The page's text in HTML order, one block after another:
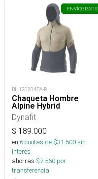
ENVÍOGRATIS
BH120204BA-R
Chaqueta Hombre
Alpine Hybrid
Dynafit
$ 189.000
en 6cuotas de $31.500sin
interés
ahorras $7.560 por
transferencia.